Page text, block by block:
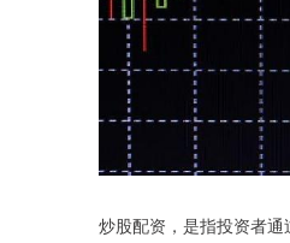
炒股配资，是指投资者